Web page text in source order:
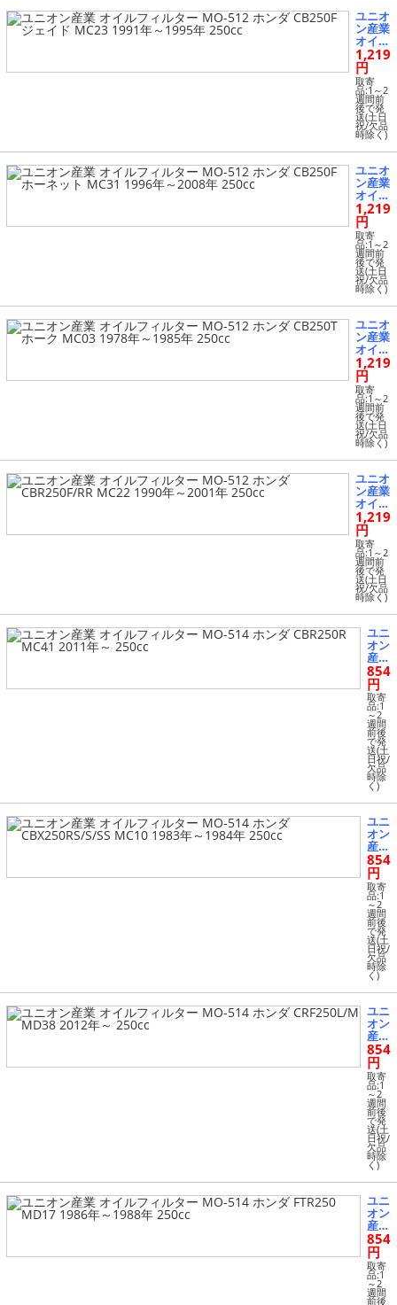
D08
200
5年
～20
09年
400
cc
ユニオ
ン産業
オイル
フィル
ター
MO-51
2 ホン
ダ CB2
50Fジ
ェイド
MC23
1991
年～19
95年 2
50cc
1,219
円
取寄
品:1～2
週間前
後で発
送(土日
祝/欠品
時除く)
ユニオ
ン産業
オイル
フィル
ター
MO-51
2 ホン
ダ CB2
50Fホ
ーネッ
ト MC
31 199
6年～2
008年
250cc
1,219
円
取寄
品:1～2
週間前
後で発
送(土日
祝/欠品
時除く)
ユニオ
ン産業
オイル
フィル
ター
MO-51
2 ホン
ダ CB2
50Tホ
ーク
MC03
1978
年～19
85年 2
50cc
1,219
円
取寄
品:1～2
週間前
後で発
送(土日
祝/欠品
時除く)
ユニオ
ン産業
オイル
フィル
ター
MO-51
2 ホン
ダ CB
R250
F/RR
MC22
1990
年～20
01年 2
50cc
1,219
円
取寄
品:1～2
週間前
後で発
送(土日
祝/欠品
時除く)
ユニ
オン
産業
オイ
ルフ
ィル
ター
MO-
514
ホン
ダ C
BR2
50R
MC4
1 20
11年
～ 2
50c
c
854
円
取寄
品:1
～2
週間
前後
で発
送(土
日祝/
欠品
時除
く)
ユニ
オン
産業
オイ
ルフ
ィル
ター
MO-
514
ホン
ダ C
BX2
50R
S/S/
SS
MC1
0 19
83年
～19
84年
250
cc
854
円
取寄
品:1
～2
週間
前後
で発
送(土
日祝/
欠品
時除
く)
ユニ
オン
産業
オイ
ルフ
ィル
ター
MO-
514
ホン
ダ C
RF2
50L/
M M
D38
201
2年
～ 2
50c
c
854
円
取寄
品:1
～2
週間
前後
で発
送(土
日祝/
欠品
時除
く)
ユニ
オン
産業
オイ
ルフ
ィル
ター
MO-
514
854
円
取寄
品:1
～2
週間
前後